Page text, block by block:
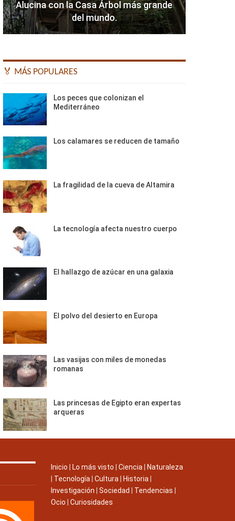
Alucina con la Casa Árbol más grande
del mundo.
🏅 MÁS POPULARES
Los peces que colonizan el
Mediterráneo
Los calamares se reducen de tamaño
La fragilidad de la cueva de Altamira
La tecnología afecta nuestro cuerpo
El hallazgo de azúcar en una galaxia
El polvo del desierto en Europa
Las vasijas con miles de monedas
romanas
Las princesas de Egipto eran expertas
arqueras
Inicio Lo más visto Ciencia
Naturaleza
Tecnología Cultura Historia
Investigación
Sociedad Tendencias
Ocio
Curiosidades